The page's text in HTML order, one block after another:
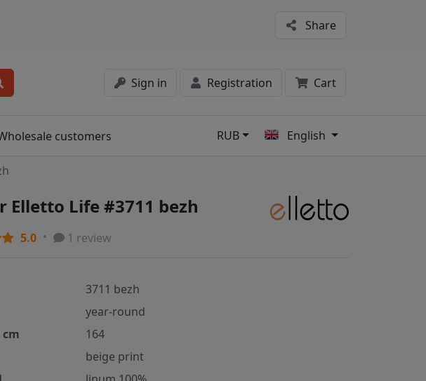
Share
Sign in Registration Cart
customers RUB English
Elletto Life #3711 bezh
5.0 1 review
3711 bezh
year-round
164
beige print